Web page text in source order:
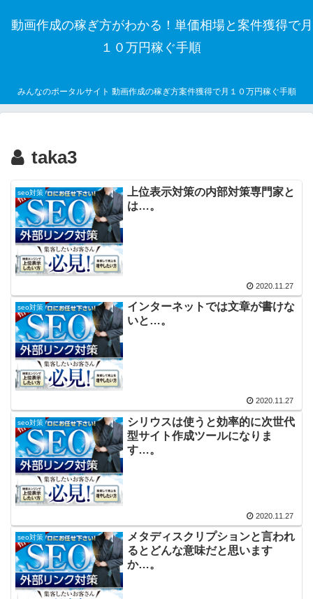
動画作成の稼ぎ方がわかる！単価相場と案件獲得で月
１０万円稼ぐ手順
みんなのポータルサイト 動画作成の稼ぎ方案件獲得で月１０万円稼ぐ手順
taka3
seo対策
上位表示対策の内部対策専門家と
は…。
2020.11.27
seo対策
インターネットでは文章が書けな
いと…。
2020.11.27
seo対策
シリウスは使うと効率的に次世代
型サイト作成ツールになりま
す…。
2020.11.27
seo対策
メタディスクリプションと言われ
るとどんな意味だと思います
か…。